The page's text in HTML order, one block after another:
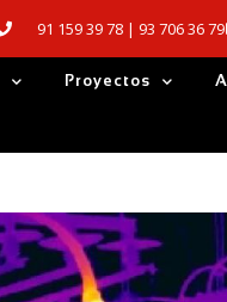
91 159 39 78 | 93 706 36 79
Proyectos